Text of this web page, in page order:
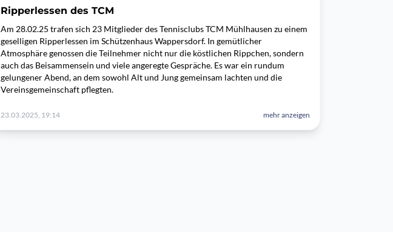
Ripperlessen des TCM
Am 28.02.25 trafen sich 23 Mitglieder des Tennisclubs TCM Mühlhausen zu einem
geselligen Ripperlessen im Schützenhaus Wappersdorf. In gemütlicher
Atmosphäre genossen die Teilnehmer nicht nur die köstlichen Rippchen, sondern
auch das Beisammensein und viele angeregte Gespräche. Es war ein rundum
gelungener Abend, an dem sowohl Alt und Jung gemeinsam lachten und die
Vereinsgemeinschaft pflegten.
23.03.2025, 19:14 mehr anzeigen